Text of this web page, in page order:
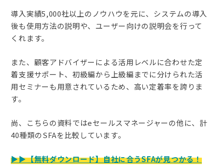
導入実績5,000社以上のノウハウを元に、システムの導入
後も使用方法の説明や、ユーザー向けの説明会を行って
くれます。
また、顧客アドバイザーによる活用レベルに合わせた定
着支援サポート、初級編から上級編までに分けられた活
用セミナーも用意されているため、高い定着率を誇りま
す。
尚、こちらの資料ではeセールスマネージャーの他に、計
40種類のSFAを比較しています。
▶︎▶︎【無料ダウンロード】自社に合うSFAが見つかる！